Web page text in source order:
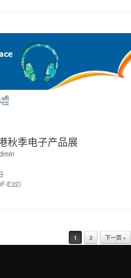
秋季电子产品展
E22）
1 2 下一页 »